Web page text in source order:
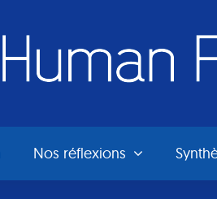
Nos réflexions